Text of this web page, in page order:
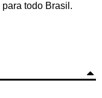
para todo Brasil.